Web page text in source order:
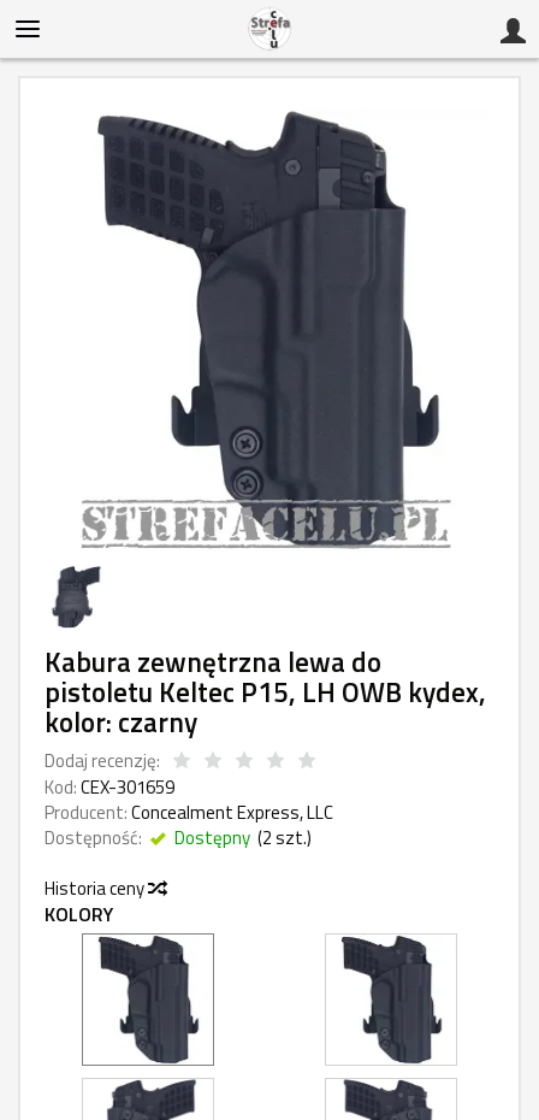
Kabura zewnętrzna lewa do
pistoletu Keltec P15, LH OWB kydex,
kolor: czarny
Dodaj recenzję:
Kod:CEX-301659
Producent:Concealment Express, LLC
Dostępność:
Dostępny (2szt.)
Historia ceny
KOLORY